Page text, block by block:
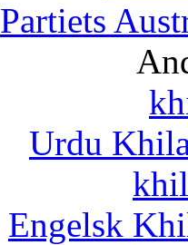
Partiets
Urdu
Engelsk